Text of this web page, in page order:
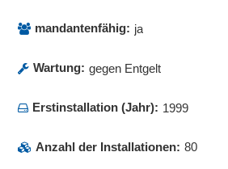
mandantenfähig: ja
Wartung: gegen Entgelt
Erstinstallation (Jahr): 1999
Anzahl der Installationen: 80